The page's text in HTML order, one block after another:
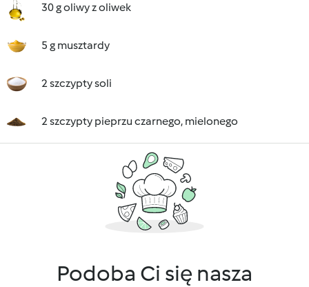
30 g oliwy z oliwek
5 g musztardy
2 szczypty soli
2 szczypty pieprzu czarnego, mielonego
Podoba Ci się nasza